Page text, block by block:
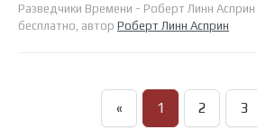
Разведчики Времени - Роберт Линн Асприн
бесплатно, автор Роберт Линн Асприн
« 1 2 3